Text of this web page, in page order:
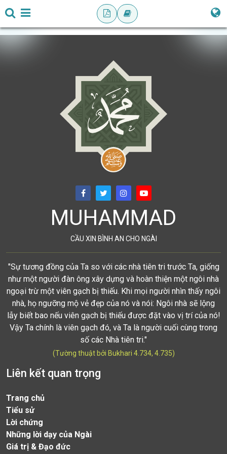
MUHAMMAD
CẦU XIN BÌNH AN CHO NGÀI
"Sự tương đồng của Ta so với các nhà tiên tri trước Ta, giống
như một người đàn ông xây dựng và hoàn thiện một ngôi nhà
ngoại trừ một viên gạch bị thiếu. Khi mọi người nhìn thấy ngôi
nhà, họ ngưỡng mộ vẻ đẹp của nó và nói: Ngôi nhà sẽ lộng
lẫy biết bao nếu viên gạch bị thiếu được đặt vào vị trí của nó!
Vậy Ta chính là viên gạch đó, và Ta là người cuối cùng trong
số các Nhà tiên tri."
(Tường thuật bởi Bukhari 4.734, 4.735)
Liên kết quan trọng
Trang chủ
Tiểu sử
Lời chứng
Những lời dạy của Ngài
Giá trị & Đạo đức